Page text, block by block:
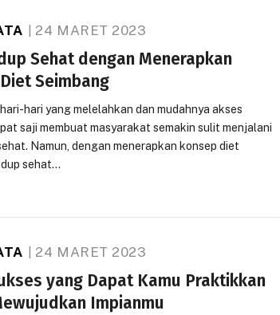
24 MARET 2023
Sehat dengan Menerapkan
Seimbang
hari yang melelahkan dan mudahnya akses
saji membuat masyarakat semakin sulit menjalani
Namun, dengan menerapkan konsep diet
sehat…
24 MARET 2023
yang Dapat Kamu Praktikkan
Impianmu